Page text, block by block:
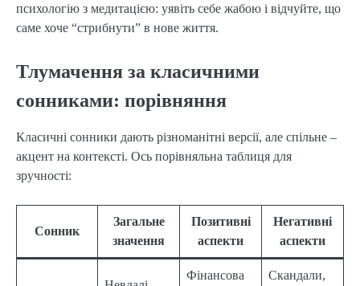
психологію з медитацією: уявіть себе жабою і відчуйте, що
саме хоче “стрибнути” в нове життя.
Тлумачення за класичними
сонниками: порівняння
Класичні сонники дають різноманітні версії, але спільне –
акцент на контексті. Ось порівняльна таблиця для
зручності:
Сонник
Загальне
значення
Позитивні
аспекти
Негативні
аспекти
Фінансова Скандали,